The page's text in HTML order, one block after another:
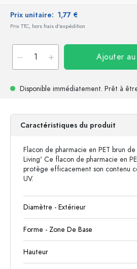
Prix unitaire: 1,77 €
Prix TTC, hors frais d'expédition
Ajouter
Disponible immédiatement. Prêt à
Caractéristiques du produit
Flacon de pharmacie en PET brun
Living' Ce flacon de pharmacie en
protège efficacement son contenu
UV.
Diamètre - Extérieur
Forme - Zone De Base
Hauteur